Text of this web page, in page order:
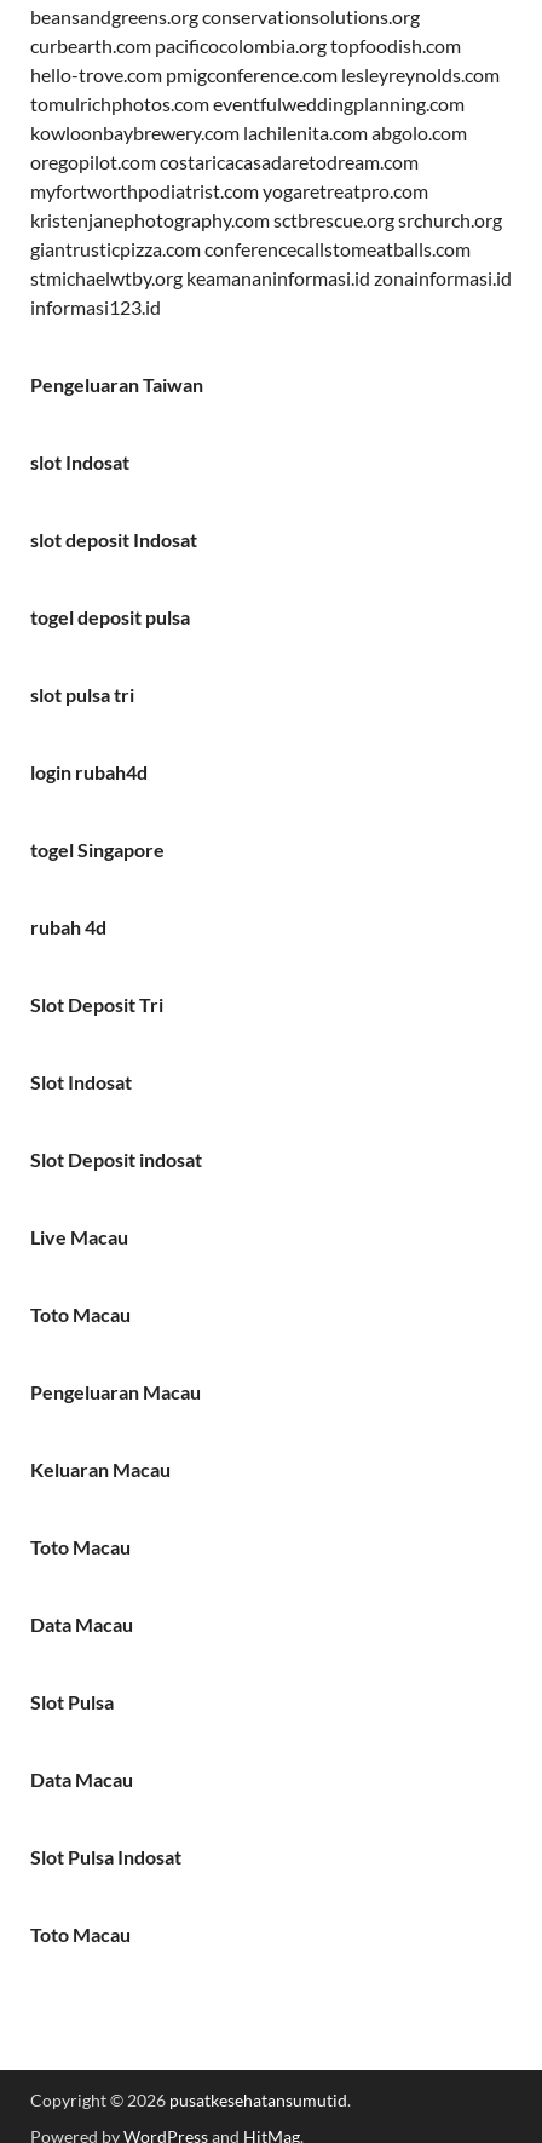
beansandgreens.orgconservationsolutions.org
curbearth.com pacificocolombia.orgtopfoodish.com
hello-trove.com pmigconference.com lesleyreynolds.com
tomulrichphotos.comeventfulweddingplanning.com
kowloonbaybrewery.com lachilenita.comabgolo.com
oregopilot.comcostaricacasadaretodream.com
myfortworthpodiatrist.comyogaretreatpro.com
kristenjanephotography.comsctbrescue.orgsrchurch.org
giantrusticpizza.comconferencecallstomeatballs.com
stmichaelwtby.org keamananinformasi.id zonainformasi.id
informasi123.id
Pengeluaran Taiwan
slot Indosat
slot deposit Indosat
togel deposit pulsa
slot pulsa tri
login rubah4d
togel Singapore
rubah 4d
Slot Deposit Tri
Slot Indosat
Slot Deposit indosat
Live Macau
Toto Macau
Pengeluaran Macau
Keluaran Macau
Toto Macau
Data Macau
Slot Pulsa
Data Macau
Slot Pulsa Indosat
Toto Macau
Copyright © 2026 pusatkesehatansumutid.
Powered byWordPressand HitMag.